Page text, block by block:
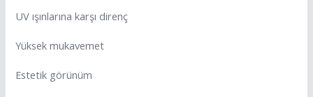
UV ışınlarına karşı direnç
Yüksek mukavemet
Estetik görünüm